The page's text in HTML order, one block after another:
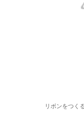
リボンをつく